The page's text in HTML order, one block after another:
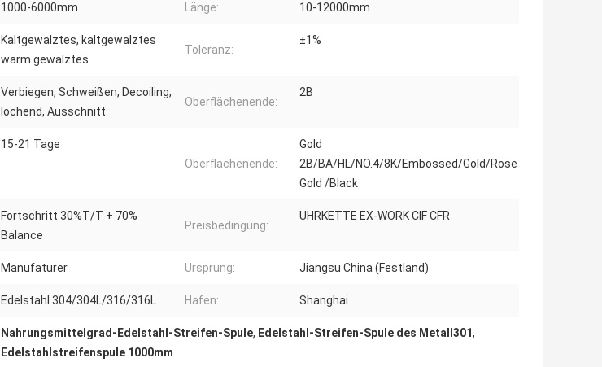
1000-6000mm Länge: 10-12000mm
Kaltgewalztes, kaltgewalztes
warm gewalztes
Toleranz:
±1%
Verbiegen, Schweißen, Decoiling,
lochend, Ausschnitt
Oberflächenende:
2B
15-21 Tage
Oberflächenende:
Gold
2B/BA/HL/NO.4/8K/Embossed/Gold/Rose
Gold /Black
Fortschritt 30%T/T + 70%
Balance
Preisbedingung:
UHRKETTE EX-WORK CIF CFR
Manufaturer Ursprung: Jiangsu China (Festland)
Edelstahl 304/304L/316/316L Hafen: Shanghai
Nahrungsmittelgrad-Edelstahl-Streifen-Spule, Edelstahl-Streifen-Spule des Metall301,
Edelstahlstreifenspule 1000mm